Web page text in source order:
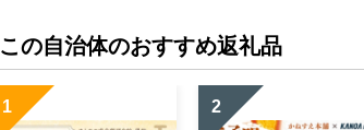
この自治体のおすすめ返礼品
1 2